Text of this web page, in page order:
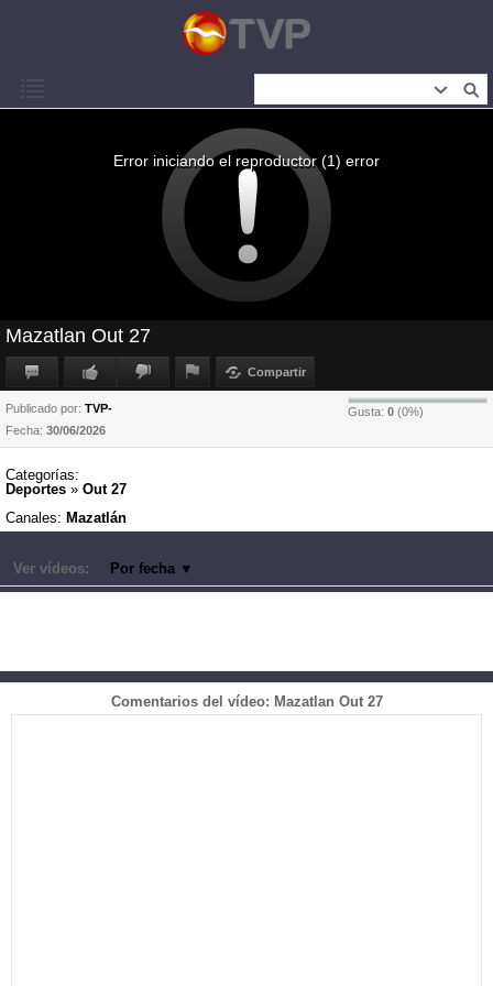
Error iniciando el reproductor (1) error
Mazatlan Out 27
Compartir
Gusta: 0 (0%)
Publicado por: TVP-
Fecha: 30/06/2026
Categorías:
Deportes » Out 27
Canales: Mazatlán
Ver vídeos: Por fecha ▼
Comentarios del vídeo: Mazatlan Out 27